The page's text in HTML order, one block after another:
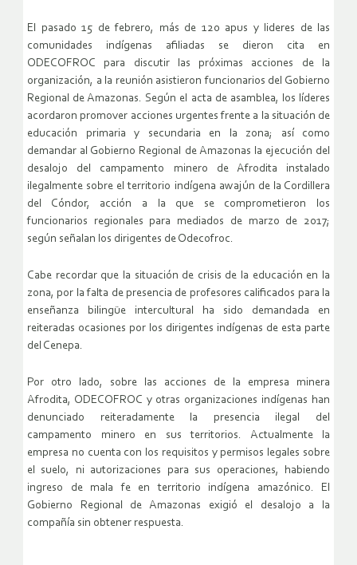
El pasado 15 de febrero, más de 120 apus y lideres de las
comunidades indígenas afiliadas se dieron cita en
ODECOFROC para discutir las próximas acciones de la
organización, a la reunión asistieron funcionarios del Gobierno
Regional de Amazonas. Según el acta de asamblea, los líderes
acordaron promover acciones urgentes frente a la situación de
educación primaria y secundaria en la zona; así como
demandar al Gobierno Regional de Amazonas la ejecución del
desalojo del campamento minero de Afrodita instalado
ilegalmente sobre el territorio indígena awajún de la Cordillera
del Cóndor, acción a la que se comprometieron los
funcionarios regionales para mediados de marzo de 2017;
según señalan los dirigentes de Odecofroc.
Cabe recordar que la situación de crisis de la educación en la
zona, por la falta de presencia de profesores calificados para la
enseñanza bilingüe intercultural ha sido demandada en
reiteradas ocasiones por los dirigentes indígenas de esta parte
del Cenepa.
Por otro lado, sobre las acciones de la empresa minera
Afrodita, ODECOFROC y otras organizaciones indígenas han
denunciado reiteradamente la presencia ilegal del
campamento minero en sus territorios. Actualmente la
empresa no cuenta con los requisitos y permisos legales sobre
el suelo, ni autorizaciones para sus operaciones, habiendo
ingreso de mala fe en territorio indígena amazónico. El
Gobierno Regional de Amazonas exigió el desalojo a la
compañía sin obtener respuesta.